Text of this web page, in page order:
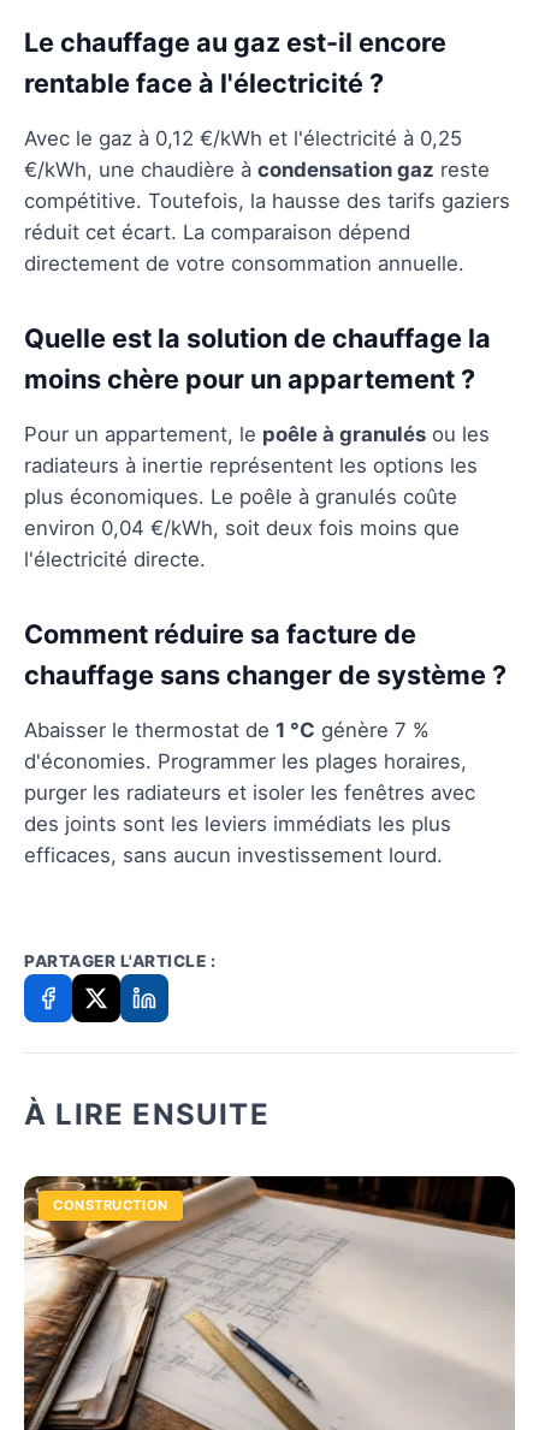
Le chauffage au gaz est-il encore
rentable face à l'électricité ?
Avec le gaz à 0,12 €/kWh et l'électricité à 0,25
€/kWh, une chaudière à condensation gaz reste
compétitive. Toutefois, la hausse des tarifs gaziers
réduit cet écart. La comparaison dépend
directement de votre consommation annuelle.
Quelle est la solution de chauffage la
moins chère pour un appartement ?
Pour un appartement, le poêle à granulés ou les
radiateurs à inertie représentent les options les
plus économiques. Le poêle à granulés coûte
environ 0,04 €/kWh, soit deux fois moins que
l'électricité directe.
Comment réduire sa facture de
chauffage sans changer de système ?
Abaisser le thermostat de 1 °C génère 7 %
d'économies. Programmer les plages horaires,
purger les radiateurs et isoler les fenêtres avec
des joints sont les leviers immédiats les plus
efficaces, sans aucun investissement lourd.
PARTAGER L'ARTICLE :
À LIRE ENSUITE
CONSTRUCTION